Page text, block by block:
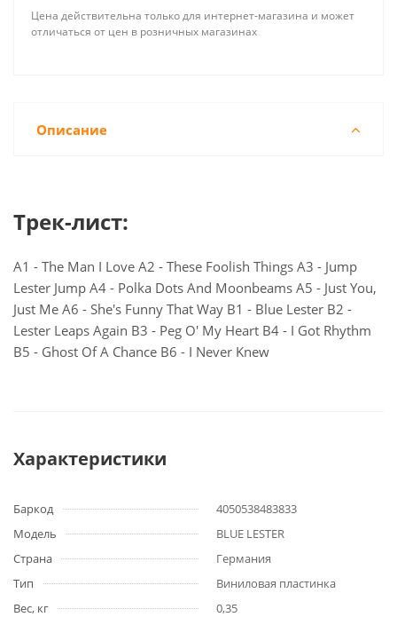
Цена действительна только для интернет-магазина и может
отличаться от цен в розничных магазинах
Описание
Трек-лист:
A1 - The Man I Love A2 - These Foolish Things A3 - Jump
Lester Jump A4 - Polka Dots And Moonbeams A5 - Just You,
Just Me A6 - She's Funny That Way B1 - Blue Lester B2 -
Lester Leaps Again B3 - Peg O' My Heart B4 - I Got Rhythm
B5 - Ghost Of A Chance B6 - I Never Knew
Характеристики
Баркод
4050538483833
Модель
BLUE LESTER
Страна
Германия
Тип
Виниловая пластинка
Вес, кг
0,35